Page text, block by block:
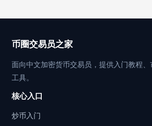
币圈交易员之家
面向中文加密货币交易员，提供入门教程
工具。
核心入口
炒币入门